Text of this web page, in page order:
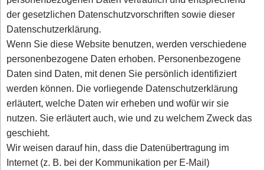
der gesetzlichen Datenschutzvorschriften sowie dieser
Datenschutzerklärung.
Wenn Sie diese Website benutzen, werden verschiedene
personenbezogene Daten erhoben. Personenbezogene
Daten sind Daten, mit denen Sie persönlich identifiziert
werden können. Die vorliegende Datenschutzerklärung
erläutert, welche Daten wir erheben und wofür wir sie
nutzen. Sie erläutert auch, wie und zu welchem Zweck das
geschieht.
Wir weisen darauf hin, dass die Datenübertragung im
Internet (z. B. bei der Kommunikation per E-Mail)